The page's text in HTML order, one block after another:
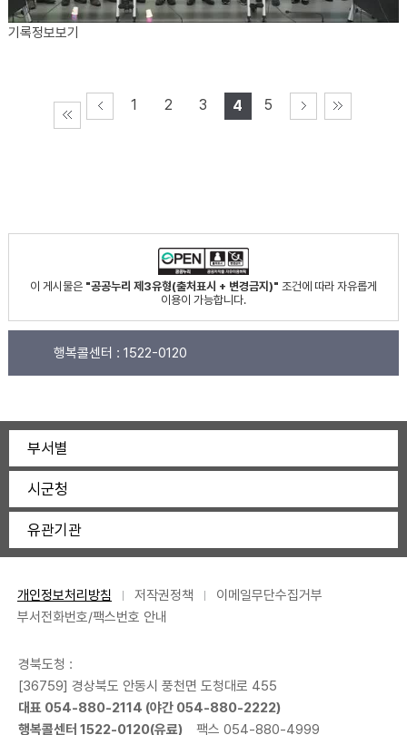
기록정보보기
1 2 3 4 5
이 게시물은 "공공누리 제3유형(출처표시 + 변경금지)" 조건에 따라 자유롭게
이용이 가능합니다.
행복콜센터 : 1522-0120
부서별
시군청
유관기관
개인정보처리방침 저작권정책
이메일무단수집거부
부서전화번호/팩스번호 안내
경북도청 :
[36759] 경상북도 안동시 풍천면 도청대로 455
대표 054-880-2114 (야간 054-880-2222)
행복콜센터 1522-0120(유료)
팩스 054-880-4999